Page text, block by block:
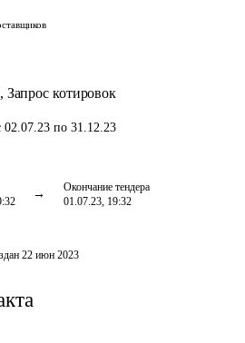
, Запрос котировок
02.07.23 по 31.12.23
Окончание тендера
01.07.23, 19:32
22 июн 2023